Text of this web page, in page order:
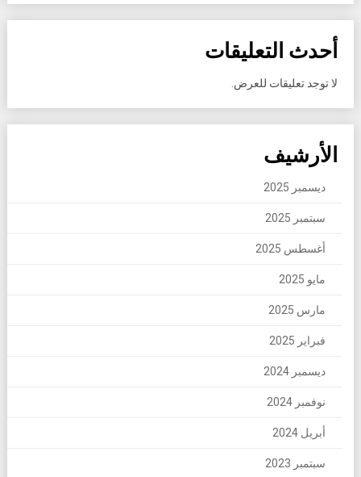
أحدث التعليقات
لا توجد تعليقات للعرض.
الأرشيف
ديسمبر 2025
سبتمبر 2025
أغسطس 2025
مايو 2025
مارس 2025
فبراير 2025
ديسمبر 2024
نوفمبر 2024
أبريل 2024
سبتمبر 2023